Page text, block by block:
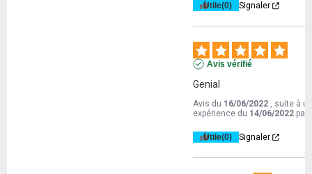
Utile(0) Signaler
Avis vérifié
Genial
Avis du 16/06/2022 , suite à
expérience du 14/06/2022 par
Utile(0) Signaler